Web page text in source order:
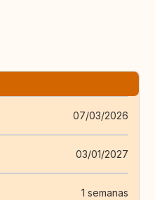
07/03/2026
03/01/2027
1 semanas